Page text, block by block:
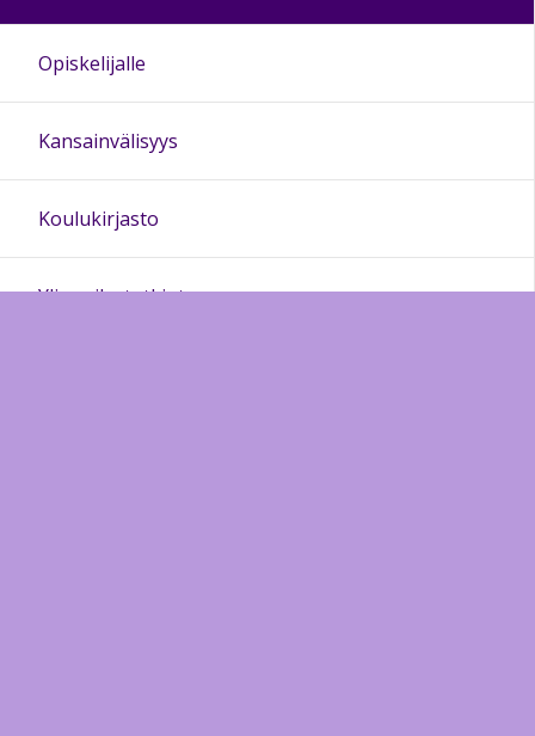
Opiskelijalle
Kansainvälisyys
Koulukirjasto
Ylioppilastutkinto